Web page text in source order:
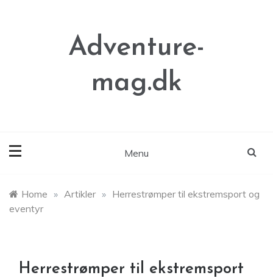
Adventure-
mag.dk
Menu
Home » Artikler » Herrestrømper til ekstremsport og
eventyr
Herrestrømper til ekstremsport